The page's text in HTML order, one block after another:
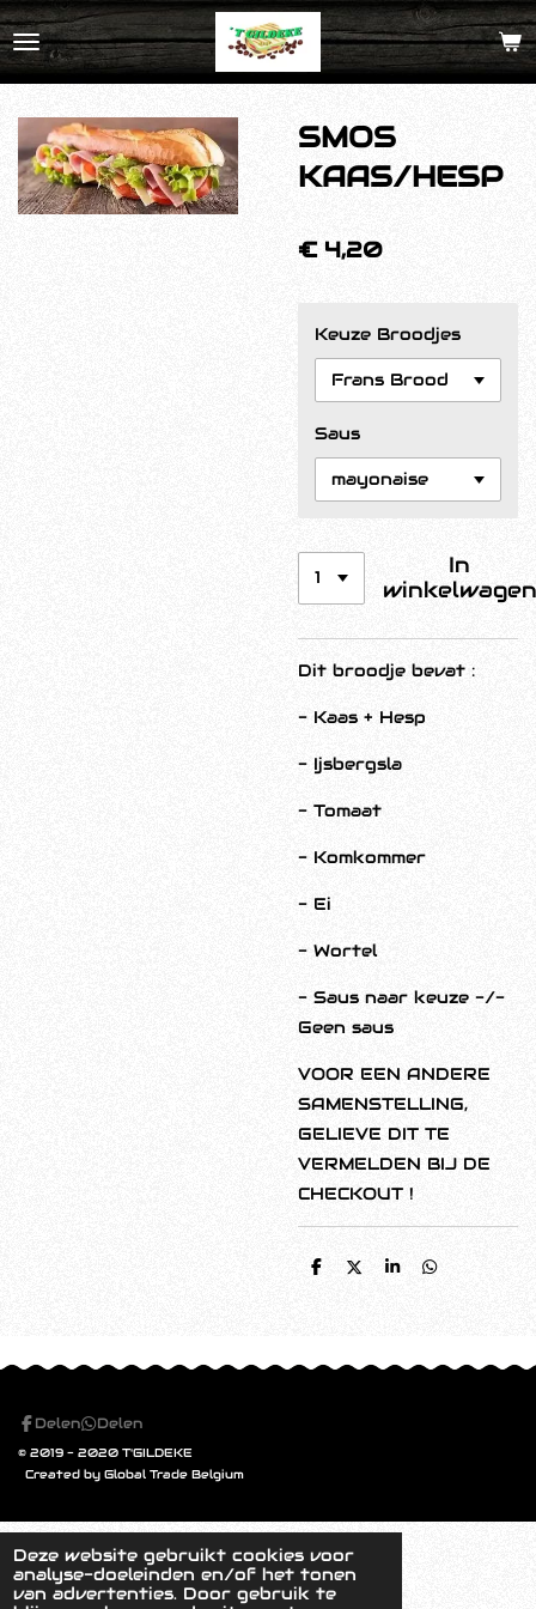
Deze website gebruikt cookies voor
analyse-doeleinden en/of het tonen
van advertenties. Door gebruik te
Ga
direct
naar
de
hoofdinhoud
SMOS
KAAS/HESP
€ 4,20
Keuze Broodjes
Saus
In
winkelwagen
Dit broodje bevat :
- Kaas + Hesp
- Ijsbergsla
- Tomaat
- Komkommer
- Ei
- Wortel
- Saus naar keuze -/-
Geen saus
VOOR EEN ANDERE
SAMENSTELLING,
GELIEVE DIT TE
VERMELDEN BIJ DE
CHECKOUT !
D
D
S
D
Delen Delen
© 2019 - 2020 T'GILDEKE
Created by Global Trade Belgium